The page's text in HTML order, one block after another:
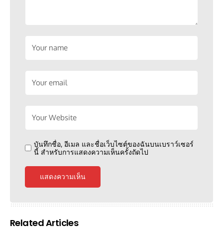
บันทึกชื่อ, อีเมล และชื่อเว็บไซต์ของฉันบนเบราว์เซอร์
นี้ สำหรับการแสดงความเห็นครั้งถัดไป
Related Articles